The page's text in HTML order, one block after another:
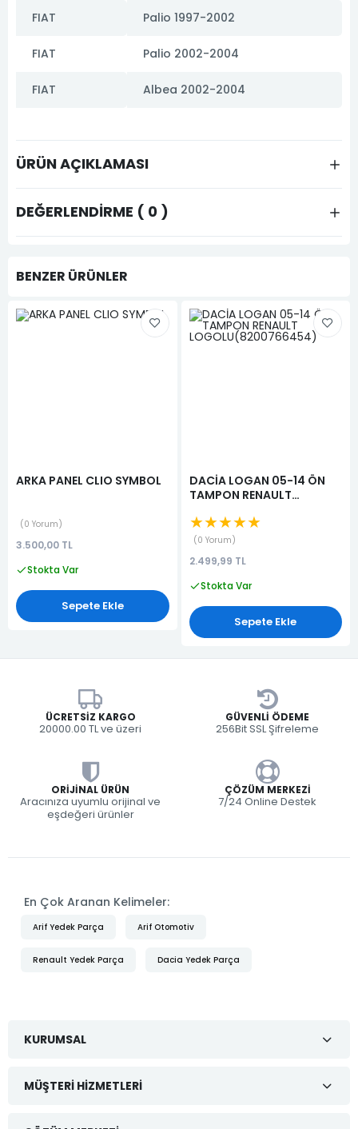
FIAT Palio 1997-2002
FIAT Palio 2002-2004
FIAT Albea 2002-2004
ÜRÜN AÇIKLAMASI
DEĞERLENDIRME ( 0 )
BENZER ÜRÜNLER
ARKA PANEL CLIO SYMBOL
0 Yorum
3.500,00 TL
Stokta Var
Sepete Ekle
DACİA LOGAN 05-14 ÖN
TAMPON RENAULT
★★★★★
0 Yorum
2.499,99 TL
Stokta Var
Sepete Ekle
ÜCRETSIZ KARGO
20000.00 TL ve üzeri
GÜVENLI ÖDEME
256Bit SSL Şifreleme
ORIJINAL ÜRÜN
Aracınıza uyumlu orijinal ve
eşdeğeri ürünler
ÇÖZÜM MERKEZI
7/24 Online Destek
En Çok Aranan Kelimeler:
Arif Yedek Parça Arif Otomotiv
Renault Yedek Parça Dacia Yedek Parça
KURUMSAL
MÜŞTERI HIZMETLERI